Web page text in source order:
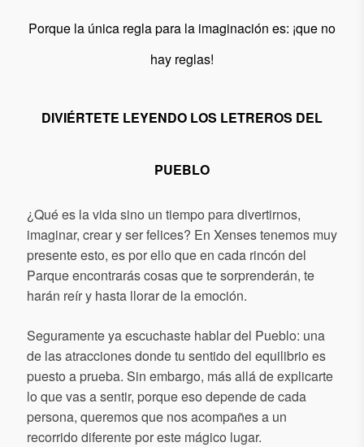
Porque la única regla para la imaginación es: ¡que no
hay reglas!
DIVIÉRTETE LEYENDO LOS LETREROS DEL
PUEBLO
¿Qué es la vida sino un tiempo para divertirnos,
imaginar, crear y ser felices? En Xenses tenemos muy
presente esto, es por ello que en cada rincón del
Parque encontrarás cosas que te sorprenderán, te
harán reír y hasta llorar de la emoción.
Seguramente ya escuchaste hablar del Pueblo: una
de las atracciones donde tu sentido del equilibrio es
puesto a prueba. Sin embargo, más allá de explicarte
lo que vas a sentir, porque eso depende de cada
persona, queremos que nos acompañes a un
recorrido diferente por este mágico lugar.